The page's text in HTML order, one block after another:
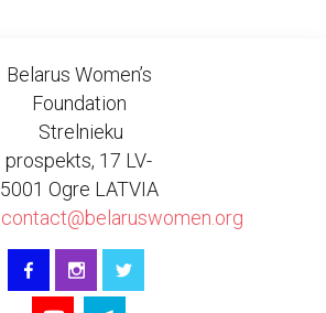
Belarus Women’s
Foundation
Strelnieku
prospekts, 17 LV-
5001 Ogre LATVIA
contact@belaruswomen.org